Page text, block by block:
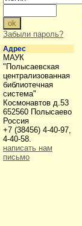
Забыли пароль?
Адрес
МАУК
"Полысаевская
централизованная
библиотечная
система"
Космонавтов д.53
652560 Полысаево
Россия
+7 (38456) 4-40-97,
4-40-58.
написать нам
письмо